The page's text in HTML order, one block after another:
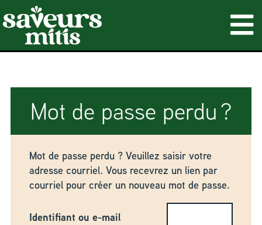
Mot de passe perdu ?
Mot de passe perdu ? Veuillez saisir votre
adresse courriel. Vous recevrez un lien par
courriel pour créer un nouveau mot de passe.
Identifiant ou e-mail